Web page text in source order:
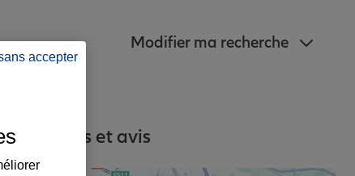
Modifier ma recherche
contacts et avis
accepter